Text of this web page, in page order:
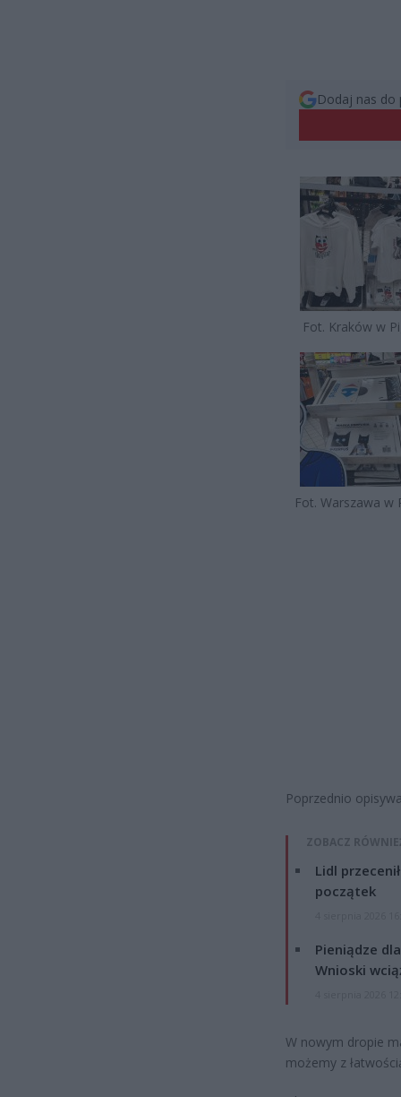
Dodaj nas do
Fot. Kraków w
Fot. Warszawa w
Poprzednio
ZOBACZ
Lidl
początek
Pieniądze
Wnioski
W nowym dropie
możemy z